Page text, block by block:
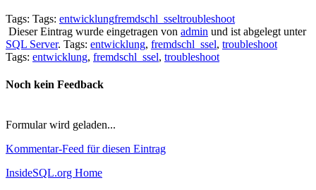
Tags: Tags: entwicklungfremdschl_sseltroubleshoot
Dieser Eintrag wurde eingetragen von admin und ist abgelegt unter
SQL Server. Tags: entwicklung, fremdschl_ssel, troubleshoot
Tags: entwicklung, fremdschl_ssel, troubleshoot
Noch kein Feedback
Formular wird geladen...
Kommentar-Feed für diesen Eintrag
InsideSQL.org Home